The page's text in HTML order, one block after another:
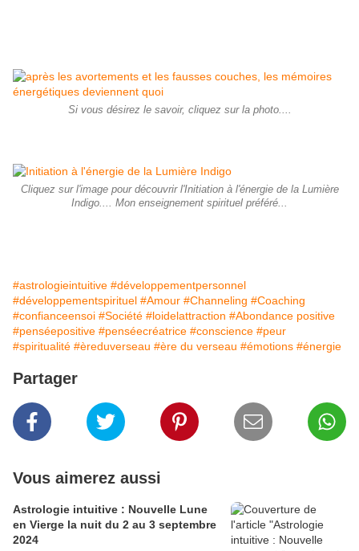
Si vous désirez le savoir, cliquez sur la photo....
Cliquez sur l'image pour découvrir l'Initiation à l'énergie de la Lumière
Indigo.... Mon enseignement spirituel préféré...
#astrologieintuitive #développementpersonnel
#développementspirituel #Amour #Channeling #Coaching
#confianceensoi #Société #loidelattraction #Abondance positive
#penséepositive #penséecréatrice #conscience #peur
#spiritualité #èreduverseau #ère du verseau #émotions #énergie
Partager
Vous aimerez aussi
Astrologie intuitive : Nouvelle Lune
en Vierge la nuit du 2 au 3 septembre
2024